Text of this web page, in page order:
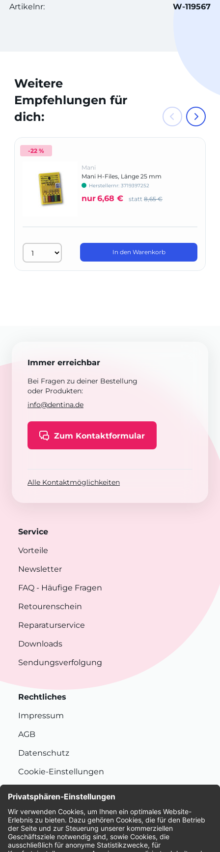
Artikelnr: W-119567
Weitere
Empfehlungen für
dich:
-22 %
Mani
Mani H-Files, Länge 25 mm
Herstellernr: 3719397252
nur6,68 € statt 8,65 €
In den Warenkorb
Immer erreichbar
Bei Fragen zu deiner Bestellung
oder Produkten:
info@dentina.de
Zum Kontaktformular
Alle Kontaktmöglichkeiten
Service
Vorteile
Newsletter
FAQ - Häufige Fragen
Retourenschein
Reparaturservice
Downloads
Sendungsverfolgung
Rechtliches
Impressum
AGB
Datenschutz
Cookie-Einstellungen
Bewertungen